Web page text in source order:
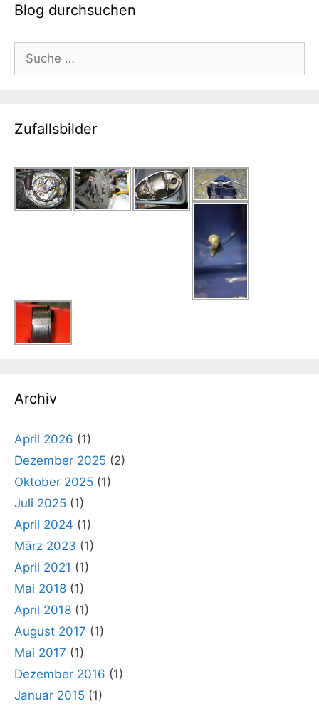
Blog durchsuchen
nach:
Zufallsbilder
Archiv
April 2026 (1)
Dezember 2025 (2)
Oktober 2025 (1)
Juli 2025 (1)
April 2024 (1)
März 2023 (1)
April 2021 (1)
Mai 2018 (1)
April 2018 (1)
August 2017 (1)
Mai 2017 (1)
Dezember 2016 (1)
Januar 2015 (1)